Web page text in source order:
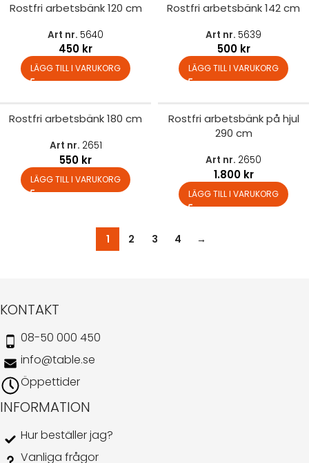
Rostfri arbetsbänk 120 cm
Art nr. 5640
450 kr
LÄGG TILL I VARUKORG
Rostfri arbetsbänk 142 cm
Art nr. 5639
500 kr
LÄGG TILL I VARUKORG
Rostfri arbetsbänk 180 cm
Art nr. 2651
550 kr
LÄGG TILL I VARUKORG
Rostfri arbetsbänk på hjul
290 cm
Art nr. 2650
1.800 kr
LÄGG TILL I VARUKORG
1 2 3 4 →
KONTAKT
08-50 000 450
info@table.se
Öppettider
INFORMATION
Hur beställer jag?
Vanliga frågor